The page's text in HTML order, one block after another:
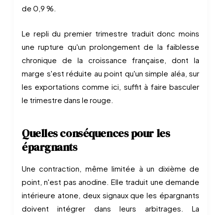
de 0,9 %.
Le repli du premier trimestre traduit donc moins
une rupture qu'un prolongement de la faiblesse
chronique de la croissance française, dont la
marge s'est réduite au point qu'un simple aléa, sur
les exportations comme ici, suffit à faire basculer
le trimestre dans le rouge.
Quelles conséquences pour les
épargnants
Une contraction, même limitée à un dixième de
point, n'est pas anodine. Elle traduit une demande
intérieure atone, deux signaux que les épargnants
doivent intégrer dans leurs arbitrages. La